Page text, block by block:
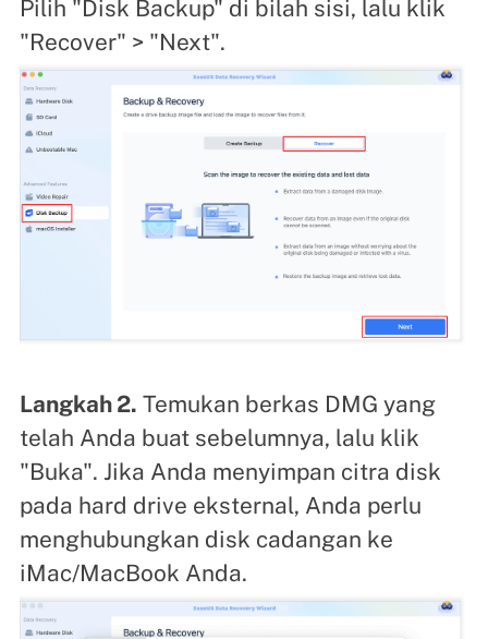
Pilih "Disk Backup" di bilah sisi, lalu klik
"Recover" > "Next".
Langkah 2. Temukan berkas DMG yang
telah Anda buat sebelumnya, lalu klik
"Buka". Jika Anda menyimpan citra disk
pada hard drive eksternal, Anda perlu
menghubungkan disk cadangan ke
iMac/MacBook Anda.